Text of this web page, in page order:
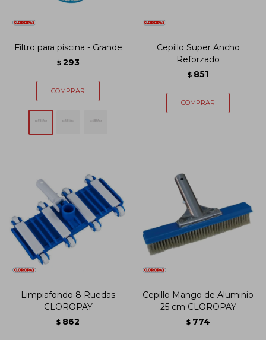
Filtro para piscina - Grande
$ 293
Cepillo Super Ancho
Reforzado
$ 851
Limpiafondo 8 Ruedas
CLOROPAY
$ 862
Cepillo Mango de Aluminio
25 cm CLOROPAY
$ 774